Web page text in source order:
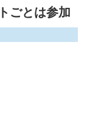
ごとは参加